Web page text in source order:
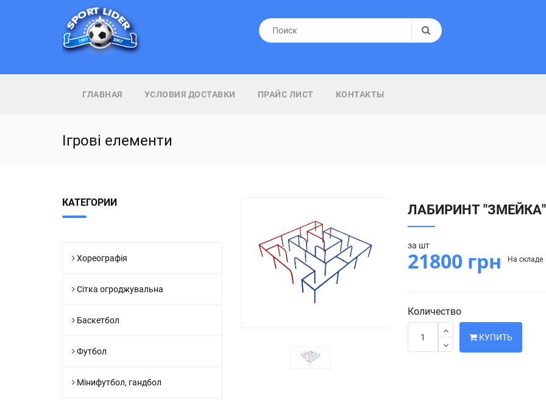
ГЛАВНАЯ УСЛОВИЯ ДОСТАВКИ ПРАЙС ЛИСТ КОНТАКТЫ
Ігрові елементи
КАТЕГОРИИ
Хореографія
Сітка огроджувальна
Баскетбол
Футбол
Мінифутбол, гандбол
ЛАБИРИНТ "ЗМЕЙКА"
за шт
21800 грн На складе
Количество
КУПИТЬ